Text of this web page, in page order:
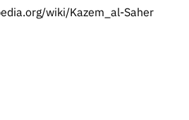
wiki/Kazem_al-Saher